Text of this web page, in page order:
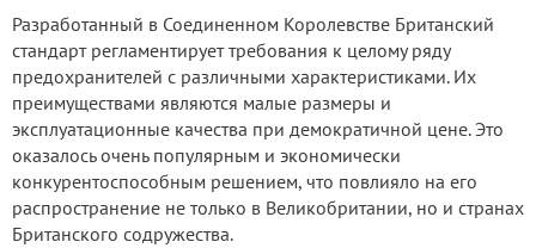
Разработанный в Соединенном Королевстве Британский
стандарт регламентирует требования к целому ряду
предохранителей с различными характеристиками. Их
преимуществами являются малые размеры и
эксплуатационные качества при демократичной цене. Это
оказалось очень популярным и экономически
конкурентоспособным решением, что повлияло на его
распространение не только в Великобритании, но и странах
Британского содружества.